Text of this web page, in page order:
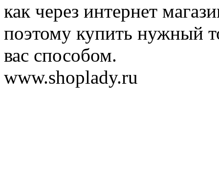
как через интернет
поэтому купить нужный
вас способом.
www.shoplady.ru